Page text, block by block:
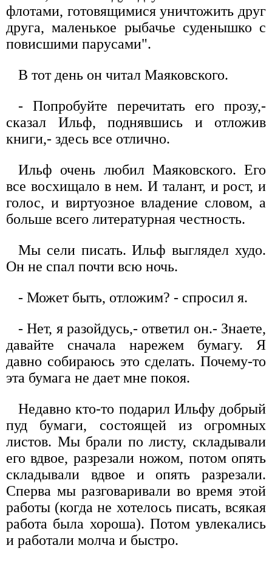
флотами, готовящимися уничтожить друг
друга, маленькое рыбачье суденышко с
повисшими парусами".
В тот день он читал Маяковского.
- Попробуйте перечитать его прозу,-
сказал Ильф, поднявшись и отложив
книги,- здесь все отлично.
Ильф очень любил Маяковского. Его
все восхищало в нем. И талант, и рост, и
голос, и виртуозное владение словом, а
больше всего литературная честность.
Мы сели писать. Ильф выглядел худо.
Он не спал почти всю ночь.
- Может быть, отложим? - спросил я.
- Нет, я разойдусь,- ответил он.- Знаете,
давайте сначала нарежем бумагу. Я
давно собираюсь это сделать. Почему-то
эта бумага не дает мне покоя.
Недавно кто-то подарил Ильфу добрый
пуд бумаги, состоящей из огромных
листов. Мы брали по листу, складывали
его вдвое, разрезали ножом, потом опять
складывали вдвое и опять разрезали.
Сперва мы разговаривали во время этой
работы (когда не хотелось писать, всякая
работа была хороша). Потом увлекались
и работали молча и быстро.